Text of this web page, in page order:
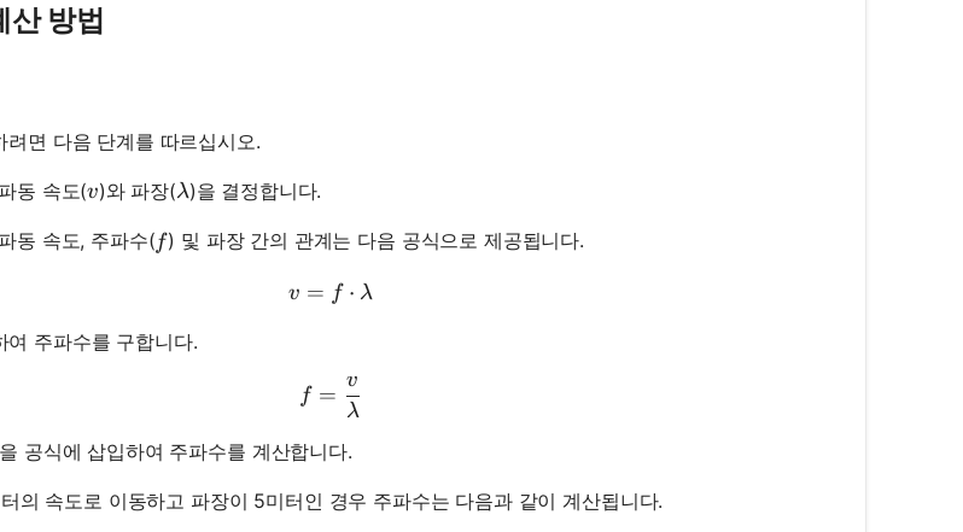
방법
려면 다음 단계를 따르십시오.
동 속도(v
v)와 파장(\lambda
λ)을 결정합니다.
동 속도, 주파수(ff) 및 파장 간의 관계는 다음 공식으로 제공됩니다.
v = f \cdot \lambda
v = f ⋅ λ
여 주파수를 구합니다.
f = \frac{v}{\lambda}
f =
λ
v
공식에 삽입하여 주파수를 계산합니다.
의 속도로 이동하고 파장이 5미터인 경우 주파수는 다음과 같이 계산됩니다.